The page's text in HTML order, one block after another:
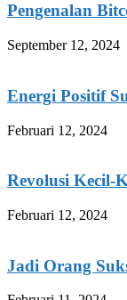
Pengenalan
September 12, 2024
Energi Positif
Februari 12, 2024
Revolusi Kecil-
Februari 12, 2024
Jadi Orang